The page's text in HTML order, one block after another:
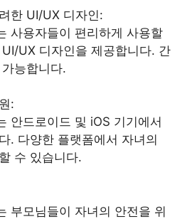
한 UI/UX 디자인:
사용자들이 편리하게 사용할
UX 디자인을 제공합니다. 간
능합니다.
:
안드로이드 및 iOS 기기에서
. 다양한 플랫폼에서 자녀의
수 있습니다.
부모님들이 자녀의 안전을 위